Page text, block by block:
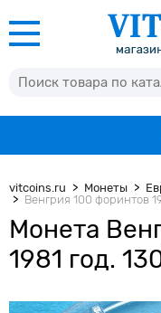
vitcoins.ru Монеты
Венгрия 100 форинтов
Монета
1981 год.